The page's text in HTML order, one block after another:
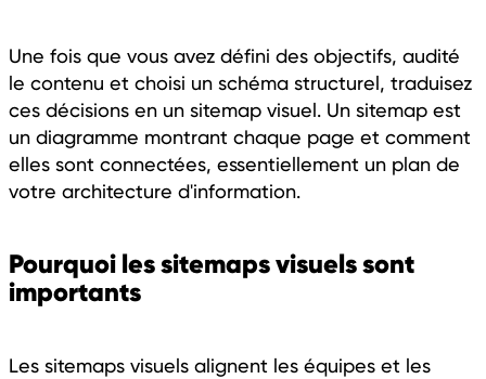
Une fois que vous avez défini des objectifs, audité
le contenu et choisi un schéma structurel, traduisez
ces décisions en un sitemap visuel. Un sitemap est
un diagramme montrant chaque page et comment
elles sont connectées, essentiellement un plan de
votre architecture d'information.
Pourquoi les sitemaps visuels sont
importants
Les sitemaps visuels alignent les équipes et les